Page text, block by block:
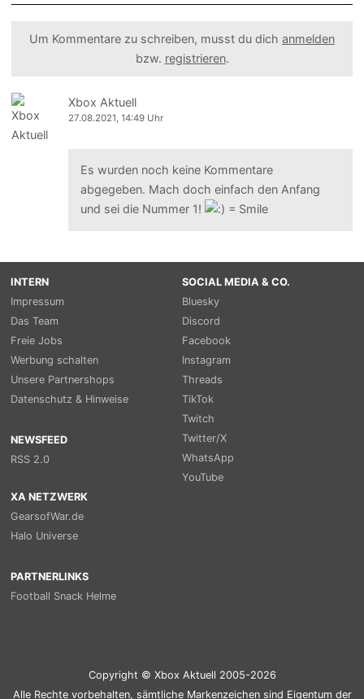
Um Kommentare zu schreiben, musst du dich anmelden
bzw. registrieren.
Xbox Aktuell
27.08.2021, 14:49 Uhr
Es wurden noch keine Kommentare
abgegeben. Mach doch einfach den Anfang
und sei die Nummer 1!
INTERN
Impressum
Das Team
Freie Jobs
Werbung schalten
Unsere Partnershops
Datenschutz & Hinweise
NEWSFEED
RSS 2.0
SOCIAL MEDIA & CO.
Bluesky
Discord
Facebook
Instagram
Threads
TikTok
Twitch
Twitter/X
WhatsApp
YouTube
XA NETZWERK
GearsofWar.de
Halo Universe
PARTNERLINKS
Football Snack Helme
Copyright © Xbox Aktuell 2005-2026
Alle Rechte vorbehalten, sämtliche Markenzeichen sind Eigentum der